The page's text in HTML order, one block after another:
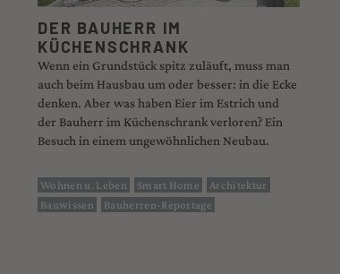
DER BAUHERR IM
KÜCHENSCHRANK
Wenn ein Grundstück spitz zuläuft, muss man
auch beim Hausbau um oder besser: in die Ecke
denken. Aber was haben Eier im Estrich und
der Bauherr im Küchenschrank verloren? Ein
Besuch in einem ungewöhnlichen Neubau.
Wohnen u. Leben Smart Home
Architektur
Bauwissen
Bauherren-Reportage